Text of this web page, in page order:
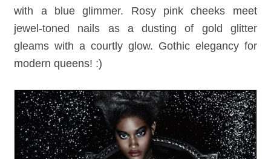
with a blue glimmer. Rosy pink cheeks meet
jewel-toned nails as a dusting of gold glitter
gleams with a courtly glow. Gothic elegancy for
modern queens! :)